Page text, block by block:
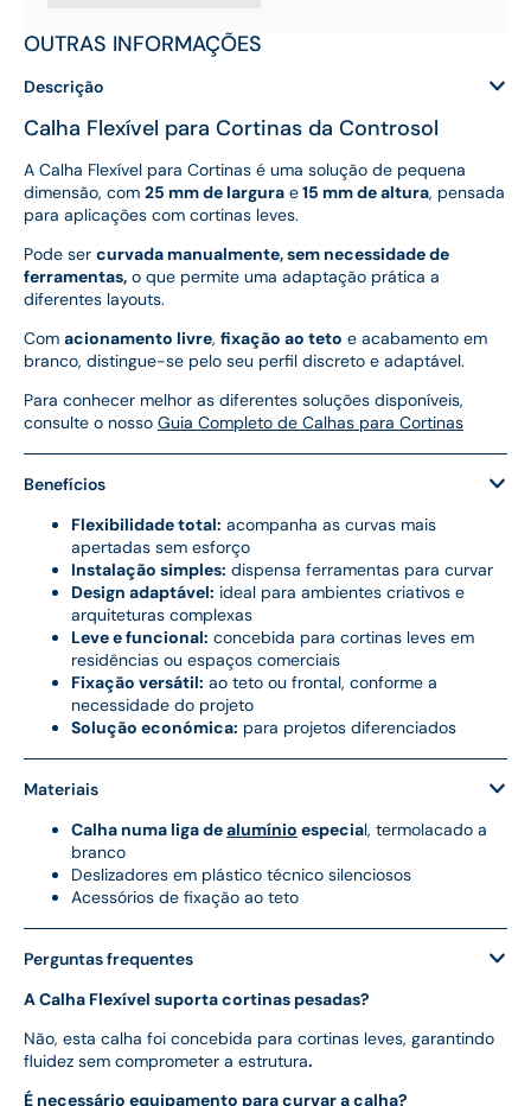
OUTRAS INFORMAÇÕES
Descrição
Calha Flexível para Cortinas da Controsol
A Calha Flexível para Cortinas é uma solução de pequena
dimensão, com 25 mm de largura e15 mm de altura, pensada
para aplicações com cortinas leves.
Pode ser curvada manualmente, sem necessidade de
ferramentas, o que permite uma adaptação prática a
diferentes layouts.
Com acionamento livre, fixação ao teto e acabamento em
branco, distingue-se pelo seu perfil discreto e adaptável.
Para conhecer melhor as diferentes soluções disponíveis,
consulte o nosso Guia Completo de Calhas para Cortinas
Benefícios
Flexibilidade total: acompanha as curvas mais
apertadas sem esforço
Instalação simples: dispensa ferramentas para curvar
Design adaptável: ideal para ambientes criativos e
arquiteturas complexas
Leve e funcional: concebida para cortinas leves em
residências ou espaços comerciais
Fixação versátil: ao teto ou frontal, conforme a
necessidade do projeto
Solução económica: para projetos diferenciados
Materiais
Calha numa liga dealumínio especial, termolacado a
branco
Deslizadores em plástico técnico silenciosos
Acessórios de fixação ao teto
Perguntas frequentes
A Calha Flexível suporta cortinas pesadas?
Não, esta calha foi concebida para cortinas leves, garantindo
fluidez sem comprometer a estrutura.
É necessário equipamento para curvar a calha?